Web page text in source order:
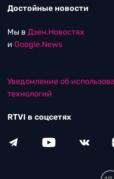
Достойные новости
Мы в Дзен.Новостях
и Google.News
Уведомление об
технологий
RTVI в соцсетях